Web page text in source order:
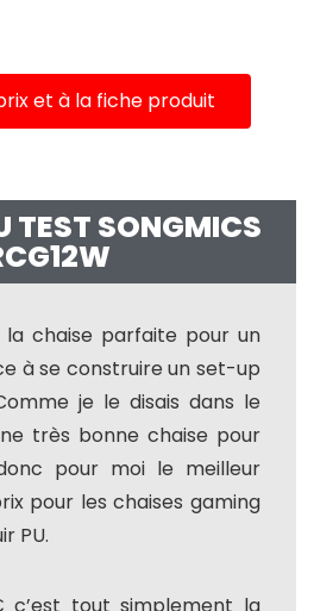
et à la fiche produit
TEST SONGMICS
chaise parfaite pour un
à se construire un set-up
je le disais dans le
très bonne chaise pour
pour moi le meilleur
pour les chaises gaming
PU.
c’est tout simplement la